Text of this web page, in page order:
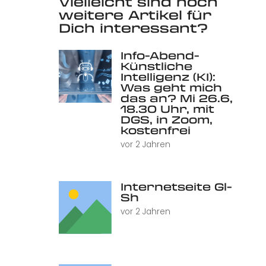
weitere Artikel für
Dich interessant?
Info-Abend-
Künstliche
Intelligenz (KI):
Was geht mich
das an? Mi 26.6,
18.30 Uhr, mit
DGS, in Zoom,
kostenfrei
vor 2 Jahren
Internetseite Gl-
Sh
vor 2 Jahren